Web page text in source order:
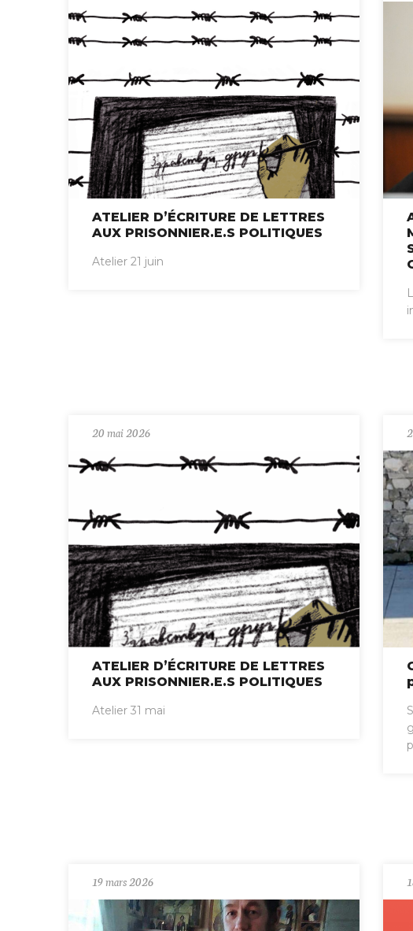
ATELIER D’ÉCRITURE DE LETTRES
AUX PRISONNIER.E.S POLITIQUES
Atelier 21 juin
20 mai 2026
ATELIER D’ÉCRITURE DE LETTRES
AUX PRISONNIER.E.S POLITIQUES
Atelier 31 mai
19 mars 2026